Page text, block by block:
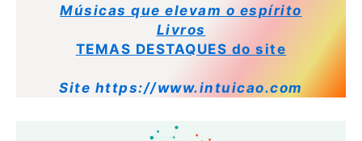
Músicas que elevam o espírito
Livros
TEMAS DESTAQUES do site
Site https://www.intuicao.com